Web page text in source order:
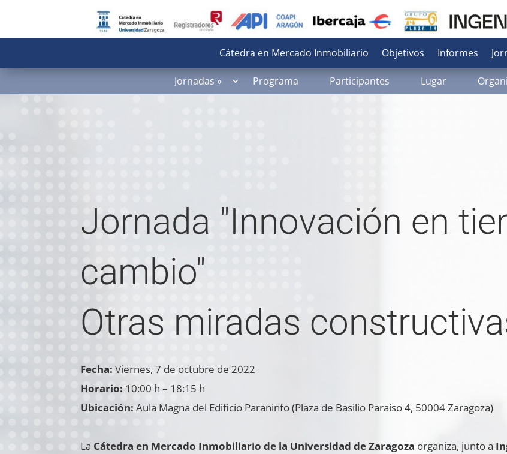
Cátedra en Mercado Inmobiliario Objetivos Informes
Jornadas » Programa Participantes Lugar
Jornada "Innovación en
cambio"
Otras miradas
Fecha: Viernes, 7 de octubre de 2022
Horario: 10:00 h – 18:15 h
Ubicación: Aula Magna del Edificio Paraninfo (Plaza de Basilio Paraíso 4, 50004 Zaragoza)
La Cátedra en Mercado Inmobiliario de la Universidad de Zaragoza organiza, junto a